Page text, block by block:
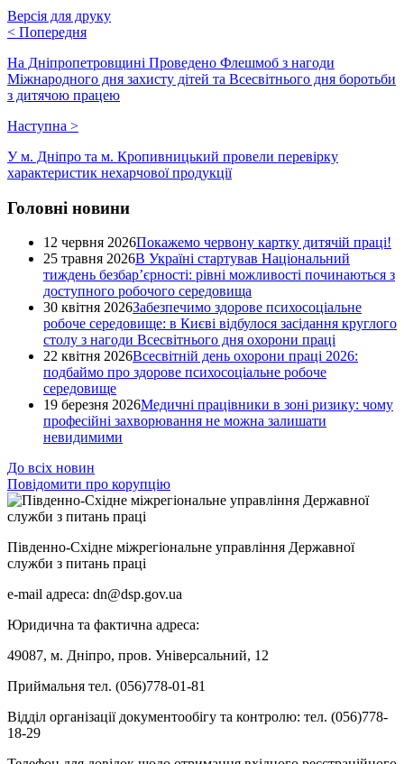
Версія для друку
< Попередня
На Дніпропетровщині Проведено Флешмоб з нагоди
Міжнародного дня захисту дітей та Всесвітнього дня боротьби
з дитячою працею
Наступна >
У м. Дніпро та м. Кропивницький провели перевірку
характеристик нехарчової продукції
Головні новини
12 червня 2026Покажемо червону картку дитячій праці!
25 травня 2026В Україні стартував Національний
тиждень безбар’єрності: рівні можливості починаються з
доступного робочого середовища
30 квітня 2026Забезпечимо здорове психосоціальне
робоче середовище: в Києві відбулося засідання круглого
столу з нагоди Всесвітнього дня охорони праці
22 квітня 2026Всесвітній день охорони праці 2026:
подбаймо про здорове психосоціальне робоче
середовище
19 березня 2026Медичні працівники в зоні ризику: чому
професійні захворювання не можна залишати
невидимими
До всіх новин
Повідомити про корупцію
Південно-Східне міжрегіональне управління Державної
служби з питань праці
e-mail адреса: dn@dsp.gov.ua
Юридична та фактична адреса:
49087, м. Дніпро, пров. Універсальний, 12
Приймальня тел. (056)778-01-81
Відділ організації документообігу та контролю: тел. (056)778-
18-29